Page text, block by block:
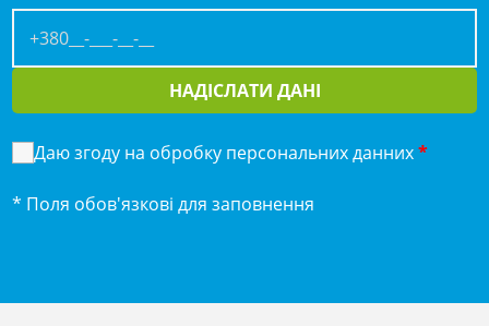
НАДІСЛАТИ ДАНІ
Даю згоду на обробку персональних данних*
* Поля обов'язкові для заповнення